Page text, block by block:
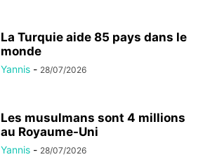
La Turquie aide 85 pays dans le
monde
Yannis - 28/07/2026
Les musulmans sont 4 millions
au Royaume-Uni
Yannis - 28/07/2026